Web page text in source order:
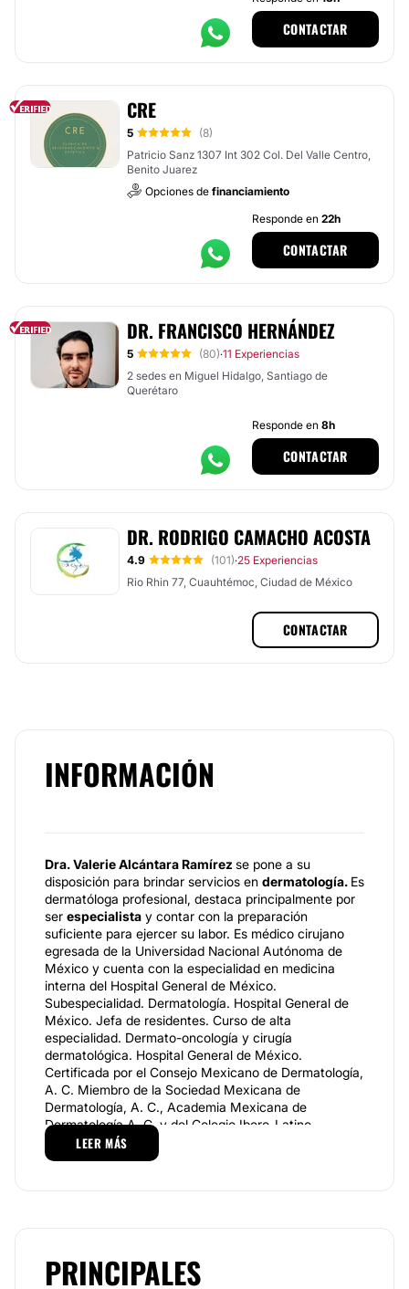
CONTACTAR
CRE
5
(8)
Patricio Sanz 1307 Int 302 Col. Del Valle Centro,
Benito Juarez
Opciones de financiamiento
Responde en 22h
CONTACTAR
DR. FRANCISCO HERNÁNDEZ
5 (80)·11 Experiencias
2 sedes en Miguel Hidalgo, Santiago de
Querétaro
Responde en 8h
CONTACTAR
DR. RODRIGO CAMACHO ACOSTA
4.9 (101)·25 Experiencias
Rio Rhin 77, Cuauhtémoc, Ciudad de México
CONTACTAR
INFORMACIÓN
Dra. Valerie Alcántara Ramírez se pone a su
disposición para brindar servicios en dermatología. Es
dermatóloga profesional, destaca principalmente por
ser especialista y contar con la preparación
suficiente para ejercer su labor. Es médico cirujano
egresada de la Universidad Nacional Autónoma de
México y cuenta con la especialidad en medicina
interna del Hospital General de México.
Subespecialidad. Dermatología. Hospital General de
México. Jefa de residentes. Curso de alta
especialidad. Dermato-oncología y cirugía
dermatológica. Hospital General de México.
Certificada por el Consejo Mexicano de Dermatología,
A. C. Miembro de la Sociedad Mexicana de
Dermatología, A. C., Academia Mexicana de
Dermatología A. C. y del Colegio Ibero-Latino-
americano de Dermatología.
académico y la educación médica continua de sus
miembros mediante la organización de cursos de
LEER MÁS
PRINCIPALES